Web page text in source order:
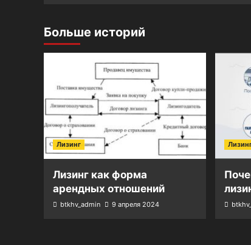
Больше историй
Лизинг
Лизинг как форма
арендных отношений
btkhv_admin 9 апреля 2024